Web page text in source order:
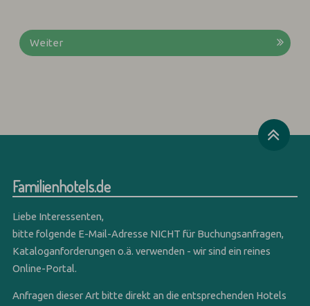
Weiter
Familienhotels.de
Liebe Interessenten,
bitte folgende E-Mail-Adresse NICHT für Buchungsanfragen,
Kataloganforderungen o.ä. verwenden - wir sind ein reines
Online-Portal.
Anfragen dieser Art bitte direkt an die entsprechenden Hotels